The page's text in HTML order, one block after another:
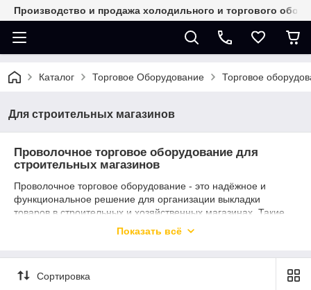
Производство и продажа холодильного и торгового
Каталог Торговое Оборудование Торговое
Для строительных магазинов
Проволочное торговое оборудование для
строительных магазинов
Проволочное торговое оборудование - это надёжное и
функциональное решение для организации выкладки
товаров в строительных и хозяйственных магазинах. Такие
конструкции идеально подходят для демонстрации широкого
Изделия из металлической проволоки обеспечивают
прочность, износостойкость и длительный срок службы даже
Показать всё
Сортировка